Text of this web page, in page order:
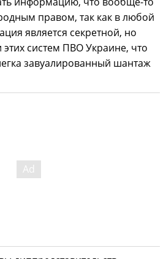
правом, так как в любой
является секретной, но
систем ПВО Украине, что
завуалированный шантаж